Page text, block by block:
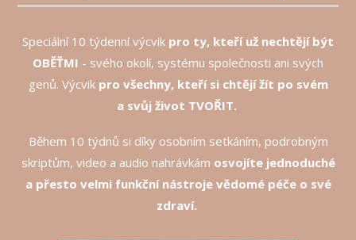
Speciální 10 týdenní výcvik pro ty, kteří už nechtějí být
OBĚŤMI - svého okolí, systému společnosti ani svých
genů. Výcvik pro všechny, kteří si chtějí žít po svém
a svůj život TVOŘIT.
Během 10 týdnů si díky osobním setkáním, podrobným
skriptům, video a audio nahrávkám osvojíte jednoduché
a přesto velmi funkční nástroje vědomé péče o své
zdraví.